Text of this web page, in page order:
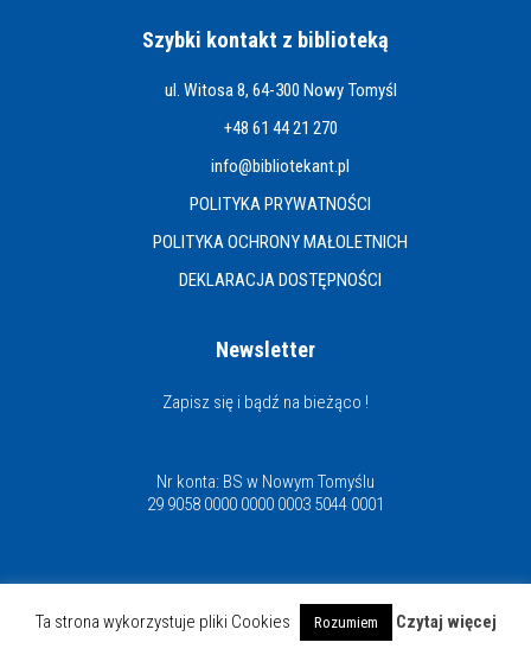
Szybki kontakt z biblioteką
ul. Witosa 8, 64-300 Nowy Tomyśl
+48 61 44 21 270
info@bibliotekant.pl
POLITYKA PRYWATNOŚCI
POLITYKA OCHRONY MAŁOLETNICH
DEKLARACJA DOSTĘPNOŚCI
Newsletter
Zapisz się i bądź na bieżąco !
Nr konta: BS w Nowym Tomyślu
29 9058 0000 0000 0003 5044 0001
Miejska i Powiatowa Biblioteka Publiczna
© Copyright 2021 | www.bibliotekant.pl
Ta strona wykorzystuje pliki Cookies Rozumiem Czytaj więcej